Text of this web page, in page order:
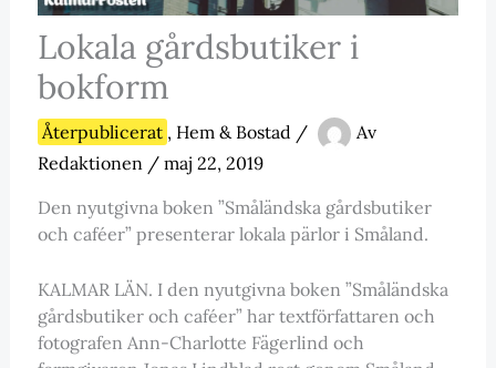
Lokala gårdsbutiker i
bokform
Återpublicerat , Hem & Bostad /
Av
Redaktionen / maj 22, 2019
Den nyutgivna boken ”Småländska gårdsbutiker
och caféer” presenterar lokala pärlor i Småland.
KALMAR LÄN. I den nyutgivna boken ”Småländska
gårdsbutiker och caféer” har textförfattaren och
fotografen Ann-Charlotte Fägerlind och